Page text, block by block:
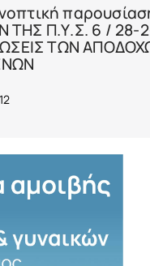
ΤΗΣ Π.Υ.Σ. 6 / 28-
ΤΩΝ